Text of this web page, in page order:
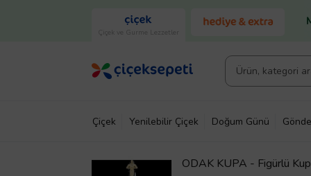
Çiçek ve Gurme Lezzetler
Çiçek Yenilebilir Çiçek Doğum Günü
ODAK KUPA - Figürlü